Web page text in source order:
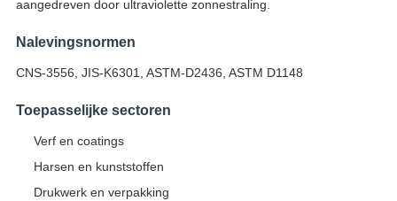
aangedreven door ultraviolette zonnestraling.
Nalevingsnormen
CNS-3556, JIS-K6301, ASTM-D2436, ASTM D1148
Toepasselijke sectoren
Verf en coatings
Harsen en kunststoffen
Drukwerk en verpakking